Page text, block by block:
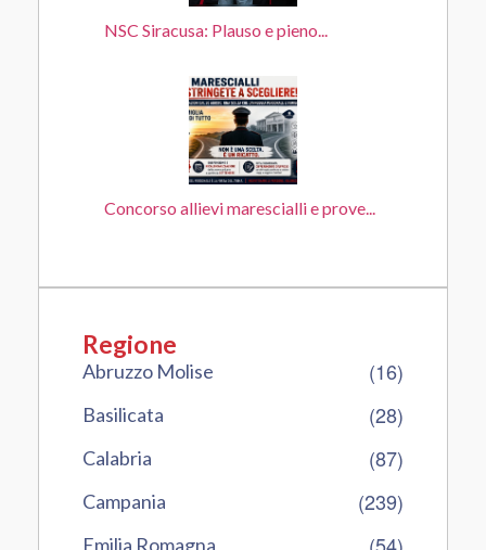
NSC Siracusa: Plauso e pieno...
Concorso allievi marescialli e prove...
Regione
Abruzzo Molise (16)
Basilicata (28)
Calabria (87)
Campania (239)
Emilia Romagna (54)